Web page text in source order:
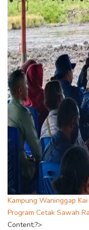
Kampung Waninggap
Program Cetak Sawah
Content;?>